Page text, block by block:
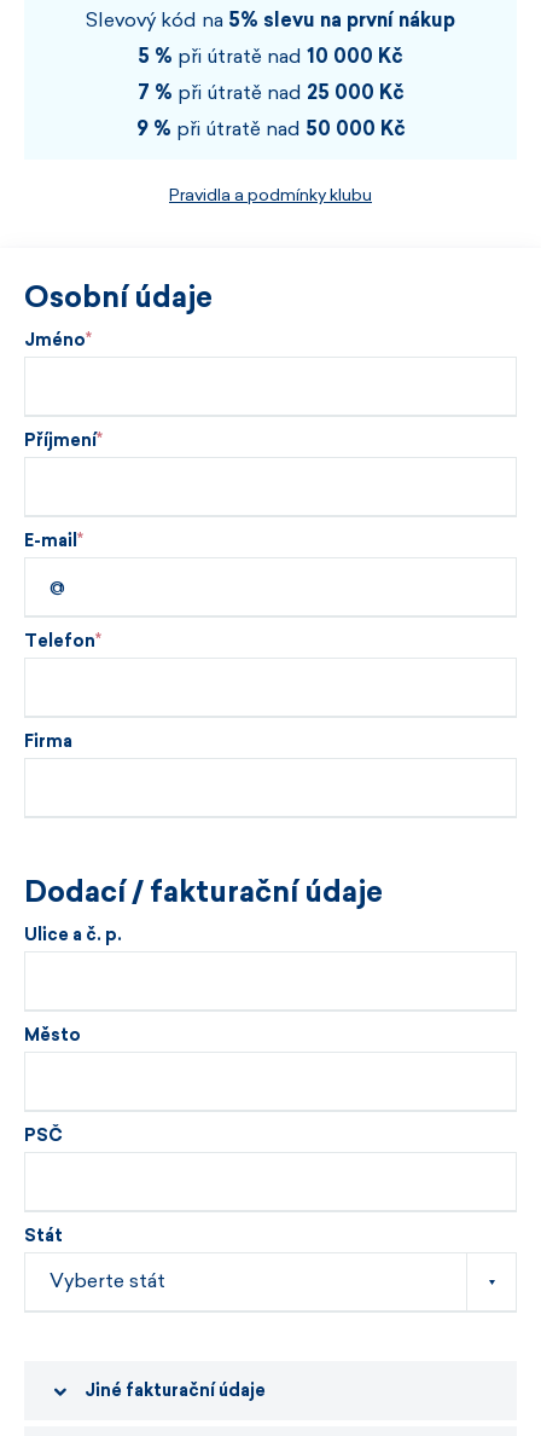
Slevový kód na 5% slevu na první nákup
5 % při útratě nad 10 000 Kč
7 % při útratě nad 25 000 Kč
9 % při útratě nad 50 000 Kč
Pravidla a podmínky klubu
Osobní údaje
Jméno
Příjmení
E-mail
Telefon
Firma
Dodací / fakturační údaje
Ulice a č. p.
Město
PSČ
Stát
Jiné fakturační údaje